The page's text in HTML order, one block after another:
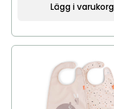
Lägg i varukorg